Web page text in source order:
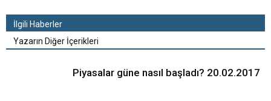
İlgili Haberler
Yazarın Diğer İçerikleri
Piyasalar güne nasıl başladı? 20.02.2017